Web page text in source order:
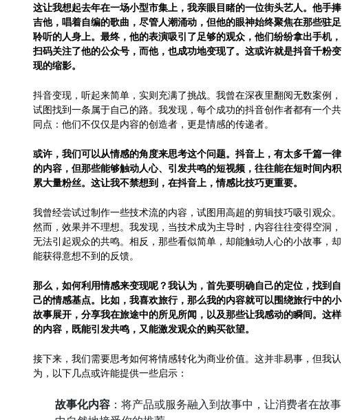
这让我想起去年在一场小型市集上，我亲眼目睹的一位街头艺人。他手捧
吉他，唱着自编的歌曲，尽管人潮涌动，但他的眼神始终聚焦在那些驻足
聆听的人身上。最终，他的表演吸引了足够的观众，他们纷纷拿出手机，
扫码关注了他的公众号，而他，也成功地变现了。这或许就是抖音千粉变
现的缩影。
抖音变现，听起来简单，实则充满了挑战。我曾在深夜里翻阅无数案例，
试图找到一条属于自己的路。我发现，每个成功的抖音创作者都有一个共
同点：他们不仅仅是内容的创造者，更是情感的传递者。
或许，我们可以从情感的角度来思考这个问题。抖音上，有太多千篇一律
的内容，但那些能够触动人心、引发共鸣的短视频，往往能在短时间内积
累大量粉丝。这让我不禁想到，在抖音上，情感比技巧更重要。
我曾经尝试过制作一些技术流的内容，试图用高超的剪辑技巧吸引观众。
然而，效果并不理想。我发现，当技术成为主导时，内容往往变得空洞，
无法引起观众的共鸣。相反，那些看似简单，却能触动人心的小故事，却
能获得意想不到的反馈。
那么，如何利用情感来变现呢？我认为，首先要明确自己的定位，找到自
己的情感基点。比如，我喜欢旅行，那么我的内容就可以围绕旅行中的小
故事展开，分享我在旅途中的所见所闻，以及那些让我感动的瞬间。这样
的内容，既能引发共鸣，又能激发观众的购买欲望。
接下来，我们需要思考如何将情感转化为商业价值。这并非易事，但我认
为，以下几点或许能提供一些启示：
故事化内容 ：将产品或服务融入到故事中，让消费者在故事